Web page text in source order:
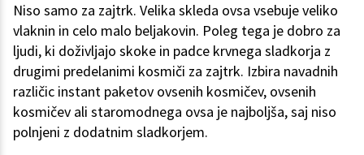
Niso samo za zajtrk. Velika skleda ovsa vsebuje veliko
vlaknin in celo malo beljakovin. Poleg tega je dobro za
ljudi, ki doživljajo skoke in padce krvnega sladkorja z
drugimi predelanimi kosmiči za zajtrk. Izbira navadnih
različic instant paketov ovsenih kosmičev, ovsenih
kosmičev ali staromodnega ovsa je najboljša, saj niso
polnjeni z dodatnim sladkorjem.